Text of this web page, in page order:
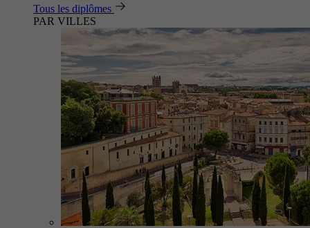
Tous les diplômes
PAR VILLES